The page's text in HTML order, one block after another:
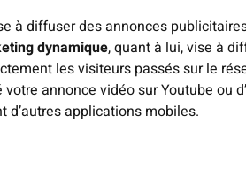
à diffuser des annonces
dynamique, quant à lui, vise à
les visiteurs passés sur le
annonce vidéo sur Youtube ou
applications mobiles.